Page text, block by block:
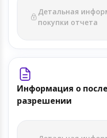
Детальная
покупки отчета
Информация о
разрешении